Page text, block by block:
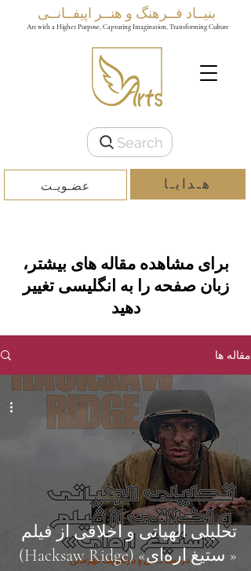
Art with a Higher Purpose, Capturing Imagination, Transforming Culture
هـدایـا عضـویـت
بنیــاد فــرهنگ و هنــر اپیفــانــی
Search
برای مشاهده مقاله های بیشتر،
زبان صفحه را به انگلیسی تغییر
دهید
مقاله ها
تحلیلی الهیاتی و اخلاقی از فیلم
« ستیغ اره‌ای» (Hacksaw Ridge)